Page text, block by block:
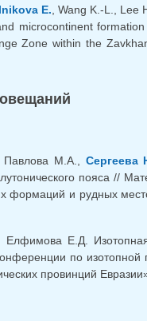
E. , Wang K.-L., Lee
microcontinent
Zone within the
, Павлова М.А., Сергеева
пояса //
формаций и рудных
, Елфимова Е.Д.
по
провинций